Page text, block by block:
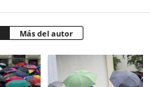
Más del autor